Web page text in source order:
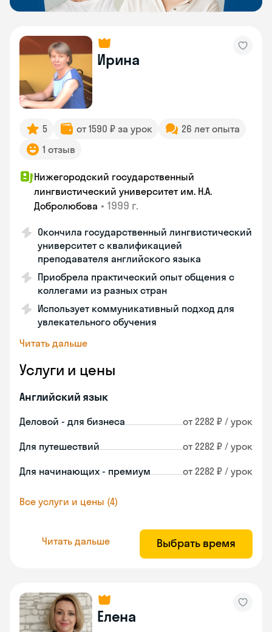
Ирина
5 от 1590 ₽ за урок
26 лет опыта
1 отзыв
Нижегородский государственный
лингвистический университет им. Н.А.
Добролюбова • 1999 г.
Окончила государственный лингвистический
университет с квалификацией
преподавателя английского языка
Приобрела практический опыт общения с
коллегами из разных стран
Использует коммуникативный подход для
увлекательного обучения
Читать дальше
Услуги и цены
Английский язык
Деловой - для бизнеса от 2282 ₽ / урок
Для путешествий от 2282 ₽ / урок
Для начинающих - премиум от 2282 ₽ / урок
Все услуги и цены (4)
Читать дальше Выбрать время
Елена